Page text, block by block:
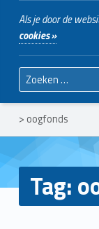
Als je door de
cookies »
Zoeken naar:
> oogfonds
Tag: